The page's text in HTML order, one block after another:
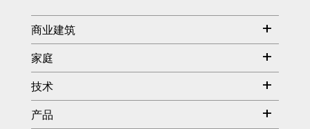
商业建筑
家庭
技术
产品